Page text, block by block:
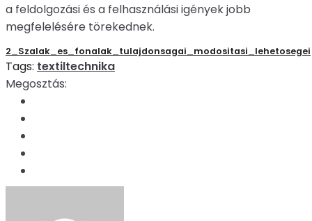
a feldolgozási és a felhasználási igények jobb
megfelelésére törekednek.
2_Szalak_es_fonalak_tulajdonsagai_modositasi_lehetosegei
Tags: textiltechnika
Megosztás: